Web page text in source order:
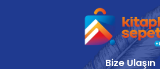
Bize Ulaşın